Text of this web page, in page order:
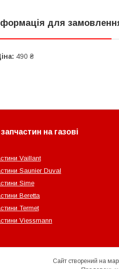
для
490 ₴
на газові
Vaillant
Saunier Duval
Sime
Beretta
Termet
Viessmann
Сайт створений на